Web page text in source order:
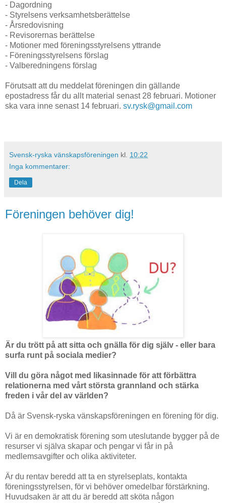
- Dagordning
- Styrelsens verksamhetsberättelse
- Årsredovisning
- Revisorernas berättelse
- Motioner med föreningsstyrelsens yttrande
- Föreningsstyrelsens förslag
- Valberedningens förslag
Förutsatt att du meddelat föreningen din gällande
epostadress får du allt material senast 28 februari. Motioner
ska vara inne senast 14 februari. sv.rysk@gmail.com
Svensk-ryska vänskapsföreningen kl. 10:22
Inga kommentarer:
Dela
Föreningen behöver dig!
Är du trött på att sitta och gnälla för dig själv - eller bara
surfa runt på sociala medier?
Vill du göra något med likasinnade för att förbättra
relationerna med vårt största grannland och stärka
freden i vår del av världen?
Då är Svensk-ryska vänskapsföreningen en förening för dig.
Vi är en demokratisk förening som uteslutande bygger på de
resurser vi själva skapar och pengar vi får in på
medlemsavgifter och olika aktiviteter.
Är du rentav beredd att ta en styrelseplats, kontakta
föreningsstyrelsen, för vi behöver omedelbar förstärkning.
Huvudsaken är att du är beredd att sköta någon